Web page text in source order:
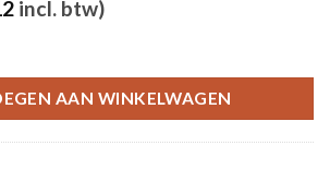
incl. btw)
AAN WINKELWAGEN